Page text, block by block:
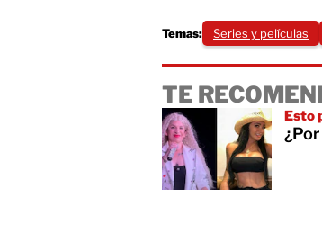
Temas: Series y películas
TE
Esto